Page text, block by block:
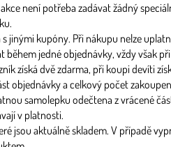
není potřeba zadávat žádný
jinými kupóny. Při nákupu nelze
během jedné objednávky, vždy však
získá dvě zdarma, při koupi devíti
objednávky a celkový počet
samolepku odečtena z vrácené
v platnosti.
jsou aktuálně skladem. V případě